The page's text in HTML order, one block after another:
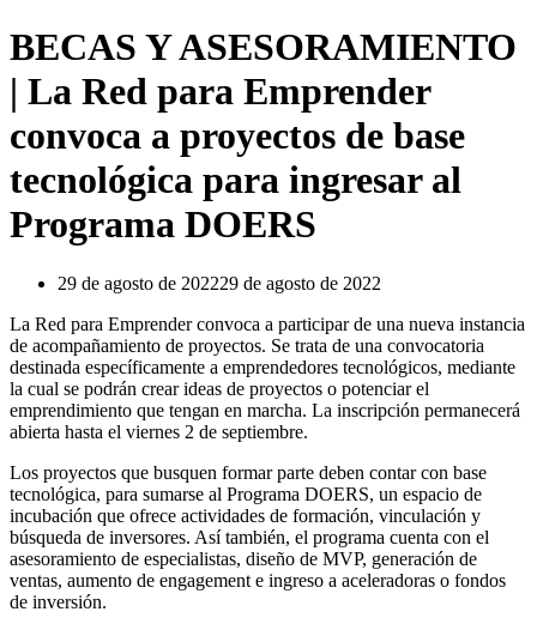
BECAS Y ASESORAMIENTO
| La Red para Emprender
convoca a proyectos de base
tecnológica para ingresar al
Programa DOERS
29 de agosto de 202229 de agosto de 2022
La Red para Emprender convoca a participar de una nueva instancia
de acompañamiento de proyectos. Se trata de una convocatoria
destinada específicamente a emprendedores tecnológicos, mediante
la cual se podrán crear ideas de proyectos o potenciar el
emprendimiento que tengan en marcha. La inscripción permanecerá
abierta hasta el viernes 2 de septiembre.
Los proyectos que busquen formar parte deben contar con base
tecnológica, para sumarse al Programa DOERS, un espacio de
incubación que ofrece actividades de formación, vinculación y
búsqueda de inversores. Así también, el programa cuenta con el
asesoramiento de especialistas, diseño de MVP, generación de
ventas, aumento de engagement e ingreso a aceleradoras o fondos
de inversión.